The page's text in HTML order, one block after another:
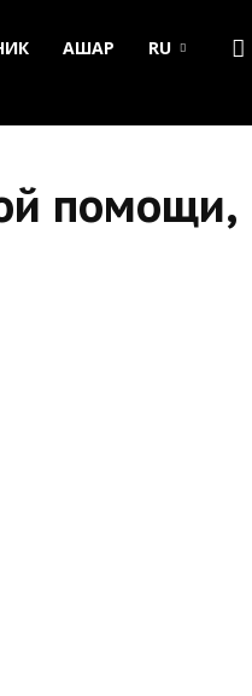
АШАР RU
помощи,